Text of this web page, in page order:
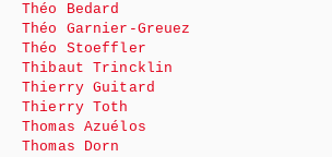
Théo Bedard
Théo Garnier-Greuez
Théo Stoeffler
Thibaut Trincklin
Thierry Guitard
Thierry Toth
Thomas Azuélos
Thomas Dorn